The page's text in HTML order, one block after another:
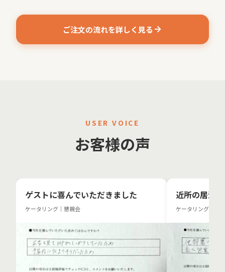
ご注文の流れを詳しく見る
USER VOICE
お客様の声
ゲストに喜んでいただきました
ケータリング｜懇親会
近所の居酒
ケータリング＋飲